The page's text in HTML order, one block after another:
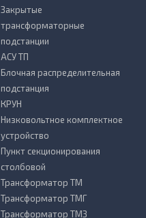
Закрытые
трансформаторные
подстанции
АСУ ТП
Блочная распределительная
подстанция
КРУН
Низковольтное комплектное
устройство
Пункт секционирования
столбовой
Трансформатор ТМ
Трансформатор ТМГ
Трансформатор ТМЗ